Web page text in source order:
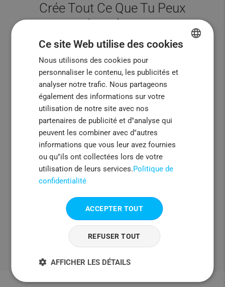
Crée Tout Ce Que Tu Peux
Imaginer
Place de marché à la demande où vous pouvez
créer des accessoires, des tasses ou des articles
Designs Uniques
Créez facilement vos designs à partir de
l'application de notre site web ou engagez notre
service de création de design
La Promesse
Nous promettons une satisfaction à 100%. Si le
produit ne vous convient pas, pour quelque raison
que ce soit, notre équipe est là pour vous aider
FRENCH
Ce site Web utilise des cookies
Nous utilisons des cookies pour
personnaliser le contenu, les publicités et
analyser notre trafic. Nous partageons
également des informations sur votre
utilisation de notre site avec nos
partenaires de publicité et d"analyse qui
peuvent les combiner avec d"autres
informations que vous leur avez fournies
ou qu"ils ont collectées lors de votre
utilisation de leurs services.Politique de
confidentialité
ACCEPTER TOUT
REFUSER TOUT
AFFICHER LES DÉTAILS